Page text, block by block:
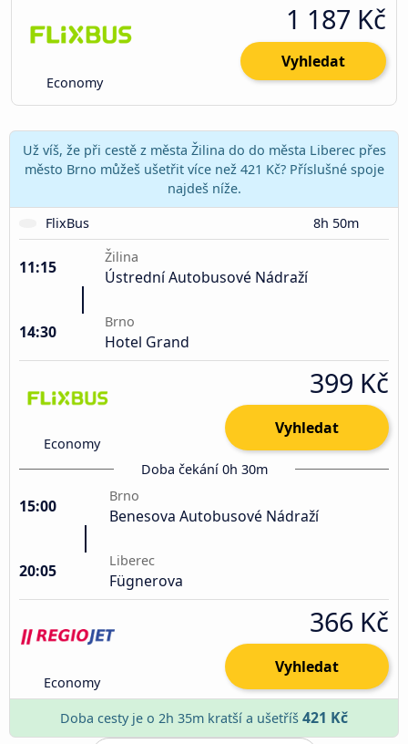
Economy
1 187 Kč
Vyhledat
Už víš, že při cestě z města Žilina do do města Liberec přes
město Brno můžeš ušetřit více než 421 Kč? Příslušné spoje
najdeš níže.
FlixBus
8h 50m
11:15
Žilina
Ústrední Autobusové Nádraží
14:30
Brno
Hotel Grand
Economy
399 Kč
Vyhledat
Doba čekání 0h 30m
15:00
Brno
Benesova Autobusové Nádraží
20:05
Liberec
Fügnerova
Economy
366 Kč
Vyhledat
Doba cesty je o 2h 35m kratší a ušetříš 421 Kč